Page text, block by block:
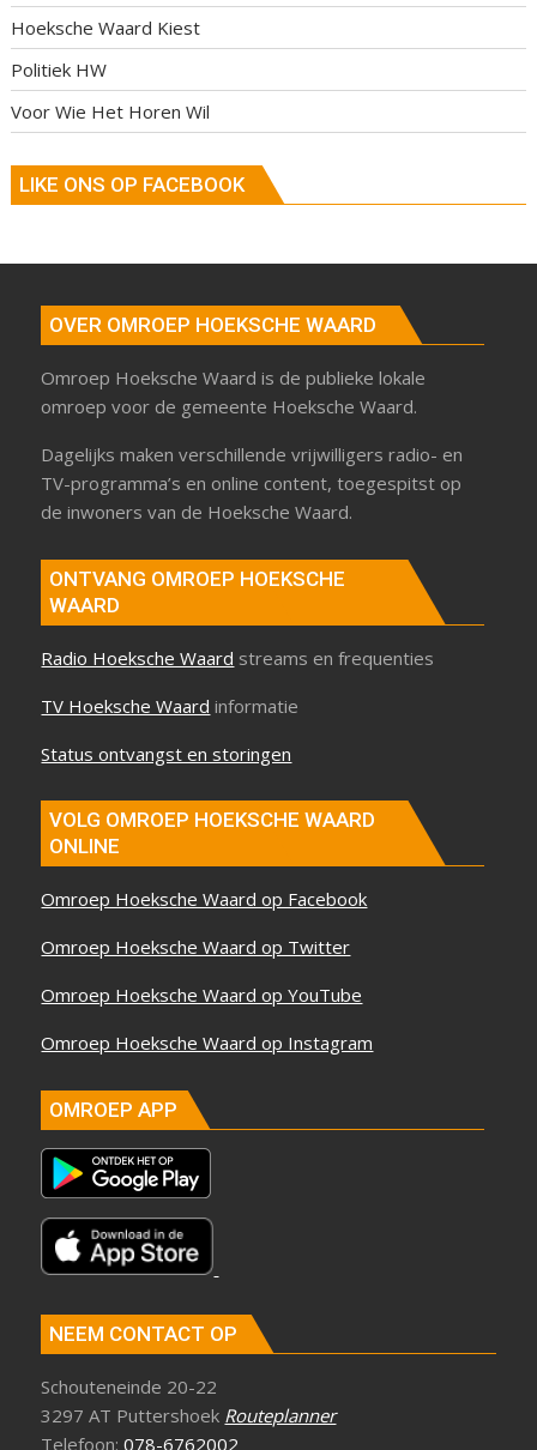
Hoeksche Waard Kiest
Politiek HW
Voor Wie Het Horen Wil
LIKE ONS OP FACEBOOK
OVER OMROEP HOEKSCHE WAARD
Omroep Hoeksche Waard is de publieke lokale
omroep voor de gemeente Hoeksche Waard.
Dagelijks maken verschillende vrijwilligers radio- en
TV-programma’s en online content, toegespitst op
de inwoners van de Hoeksche Waard.
ONTVANG OMROEP HOEKSCHE
WAARD
Radio Hoeksche Waard streams en frequenties
TV Hoeksche Waard informatie
Status ontvangst en storingen
VOLG OMROEP HOEKSCHE WAARD
ONLINE
Omroep Hoeksche Waard op Facebook
Omroep Hoeksche Waard op Twitter
Omroep Hoeksche Waard op YouTube
Omroep Hoeksche Waard op Instagram
OMROEP APP
NEEM CONTACT OP
Schouteneinde 20-22
3297 AT Puttershoek Routeplanner
Telefoon:078-6762002